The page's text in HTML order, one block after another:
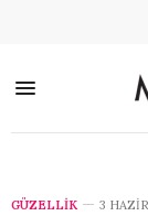
GÜZELLİK 3